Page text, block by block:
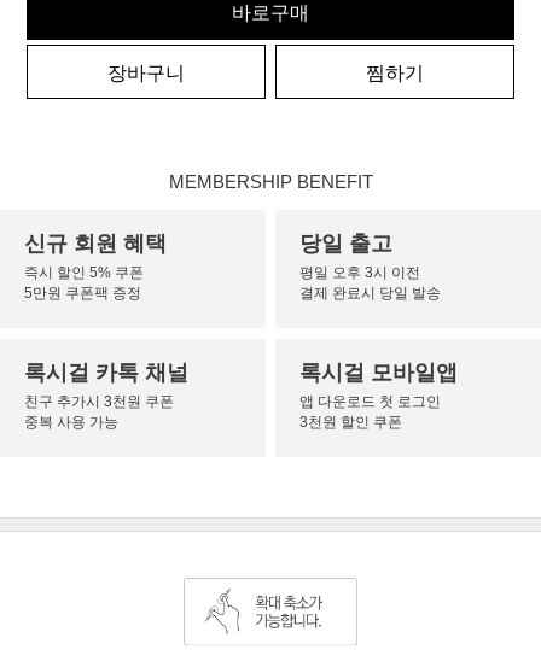
바로구매
장바구니 찜하기
MEMBERSHIP BENEFIT
신규 회원 혜택
즉시 할인 5% 쿠폰
5만원 쿠폰팩 증정
당일 출고
평일 오후 3시 이전
결제 완료시 당일 발송
록시걸 카톡 채널
친구 추가시 3천원 쿠폰
중복 사용 가능
록시걸 모바일앱
앱 다운로드 첫 로그인
3천원 할인 쿠폰